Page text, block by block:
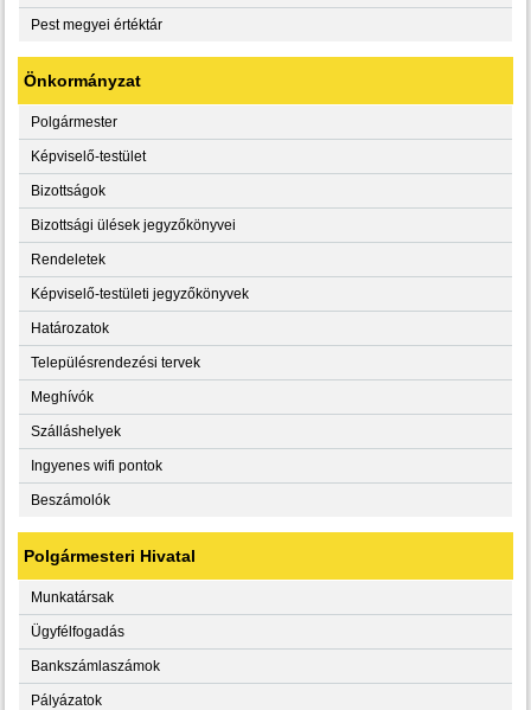
Pest megyei értéktár
Önkormányzat
Polgármester
Képviselő-testület
Bizottságok
Bizottsági ülések jegyzőkönyvei
Rendeletek
Képviselő-testületi jegyzőkönyvek
Határozatok
Településrendezési tervek
Meghívók
Szálláshelyek
Ingyenes wifi pontok
Beszámolók
Polgármesteri Hivatal
Munkatársak
Ügyfélfogadás
Bankszámlaszámok
Pályázatok